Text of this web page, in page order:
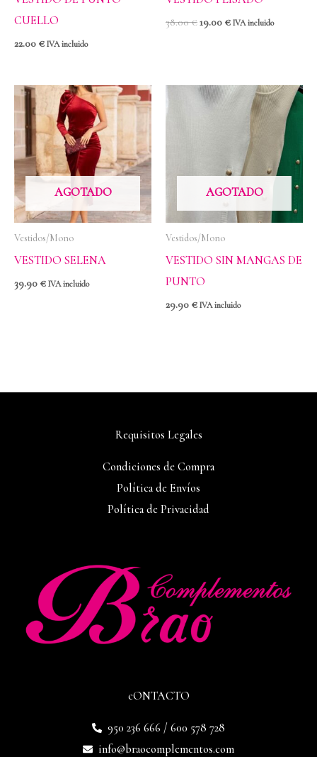
CUELLO
22.00 € IVA incluido
38.00€19.00 € IVA incluido
AGOTADO
Vestidos/Mono
VESTIDO SELENA
39.90 € IVA incluido
AGOTADO
Vestidos/Mono
VESTIDO SIN MANGAS DE
PUNTO
29.90 € IVA incluido
cONTACTO
950 236 666 / 600 578 728
info@braocomplementos.com
Requisitos Legales
Condiciones de Compra
Política de Envíos
Política de Privacidad